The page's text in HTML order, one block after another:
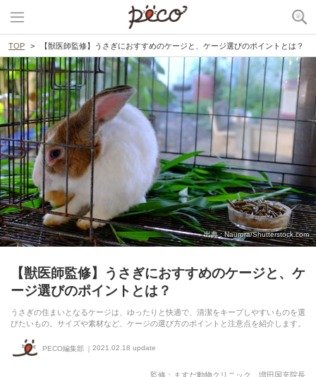
TOP 【獣医師監修】うさぎにおすすめのケージと、ケージ選びのポイントとは？
出典 : Naurora/Shutterstock.com
【獣医師監修】うさぎにおすすめのケージと、ケ
ージ選びのポイントとは？
うさぎの住まいとなるケージは、ゆったりと快適で、清潔をキープしやすいものを選
びたいもの。サイズや素材など、ケージの選び方のポイントと注意点を紹介します。
PECO編集部 2021.02.18 update
監修：ますだ動物クリニック 増田国充院長